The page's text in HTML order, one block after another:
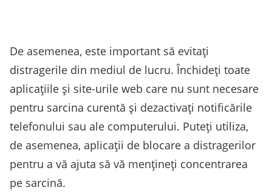
De asemenea, este important să evitați
distragerile din mediul de lucru. Închideți toate
aplicațiile și site-urile web care nu sunt necesare
pentru sarcina curentă și dezactivați notificările
telefonului sau ale computerului. Puteți utiliza,
de asemenea, aplicații de blocare a distragerilor
pentru a vă ajuta să vă mențineți concentrarea
pe sarcină.